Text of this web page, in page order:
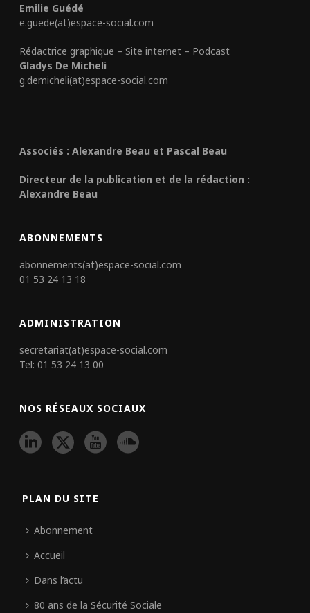
Emilie Guédé
e.guede(at)espace-social.com
Rédactrice graphique – Site internet – Podcast
Gladys De Micheli
g.demicheli(at)espace-social.com
Associés : Alexandre Beau et Pascal Beau
Directeur de la publication et de la rédaction :
Alexandre Beau
ABONNEMENTS
abonnements(at)espace-social.com
01 53 24 13 18
ADMINISTRATION
secretariat(at)espace-social.com
Tel: 01 53 24 13 00
NOS RÉSEAUX SOCIAUX
PLAN DU SITE
Abonnement
Accueil
Dans l’actu
80 ans de la Sécurité Sociale